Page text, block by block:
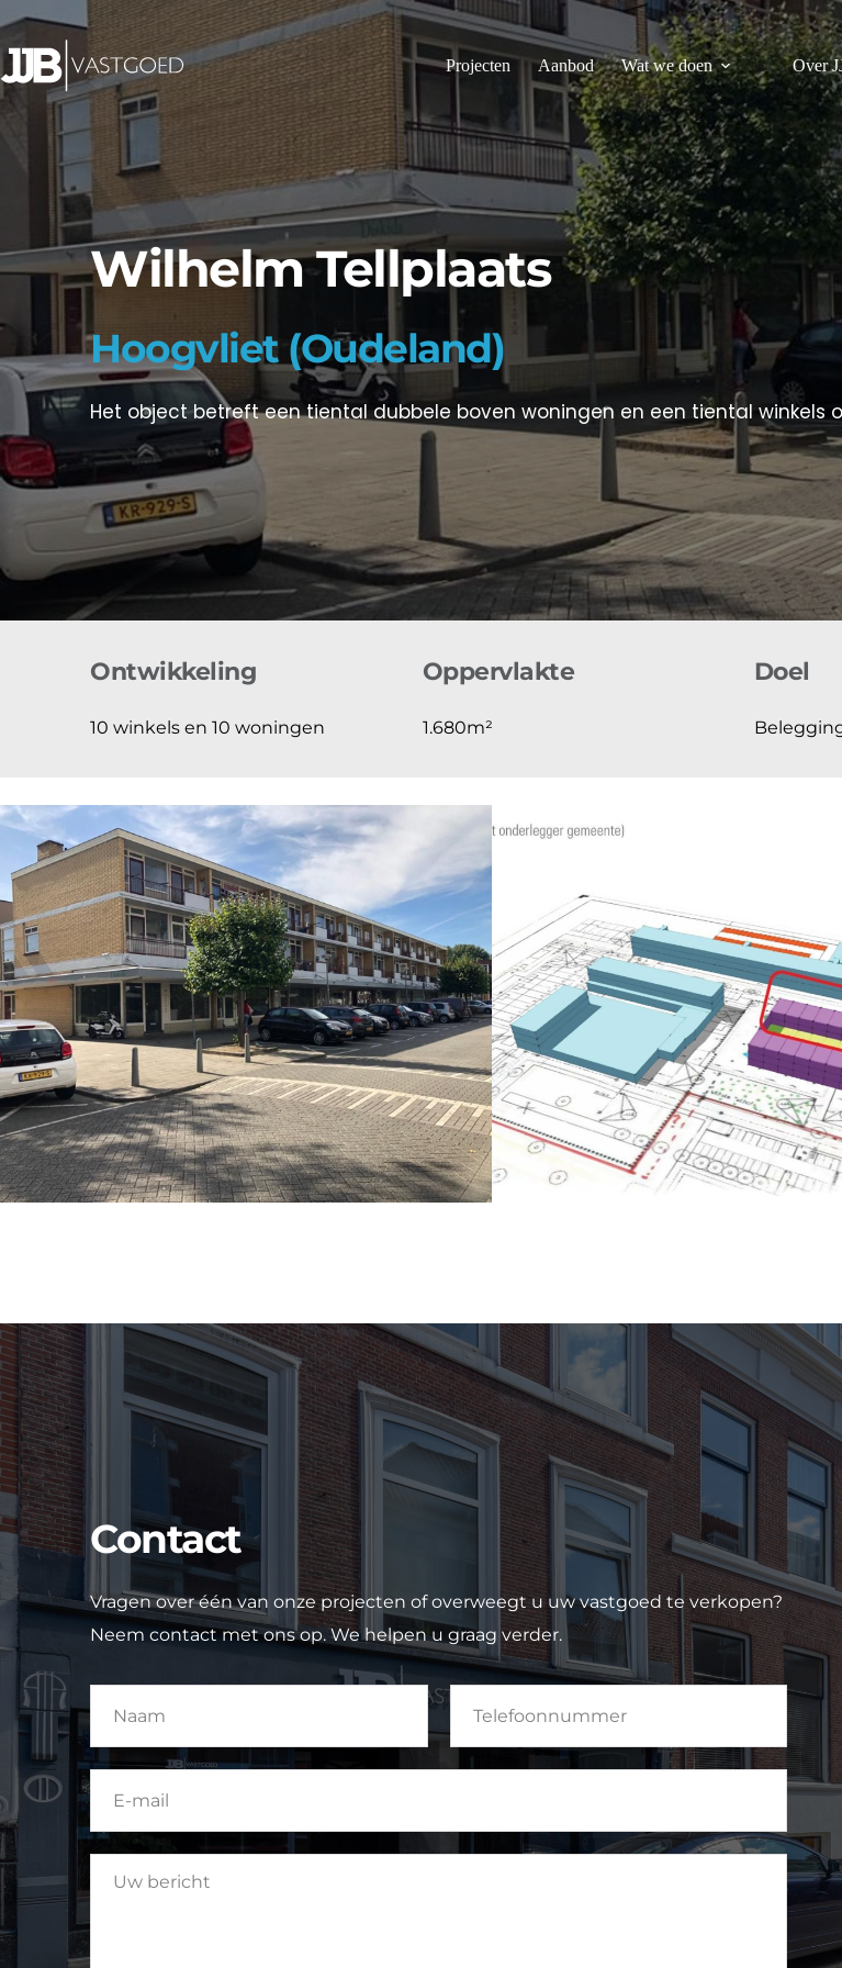
naar
de
inhoud
Projecten Aanbod Wat we doen Over
Wilhelm Tellplaats
Hoogvliet (Oudeland)
Het object betreft een tiental dubbele boven woningen en een tiental winkels
Ontwikkeling
10 winkels en 10 woningen
Oppervlakte
1.680m²
Doel
Contact
Vragen over één van onze projecten of overweegt u uw vastgoed te verkopen?
Neem contact met ons op. We helpen u graag verder.